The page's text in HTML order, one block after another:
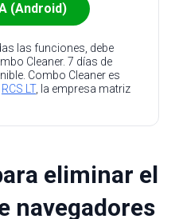
(Android)
las funciones, debe
Cleaner. 7 días de
Combo Cleaner es
RCS LT, la empresa matriz
eliminar el
navegadores